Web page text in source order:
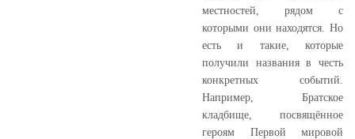
местностей, рядом с
которыми они находятся. Но
есть и такие, которые
получили названия в честь
конкретных событий.
Например, Братское
кладбище, посвящённое
героям Первой мировой